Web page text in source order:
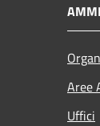
Aree
Uffici